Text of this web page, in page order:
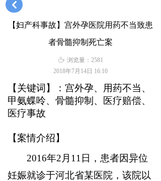
【妇产科事故】宫外孕医院用药不当致患
者骨髓抑制死亡案
【关键词】：宫外孕、用药不当、
甲氨蝶呤、骨髓抑制、医疗赔偿、
医疗事故
【案情介绍】
2016年2月11日，患者因异位
妊娠就诊于河北省某医院，该院以
2018年7月14日 16:10
ꄘ 浏览量： 2581
낒